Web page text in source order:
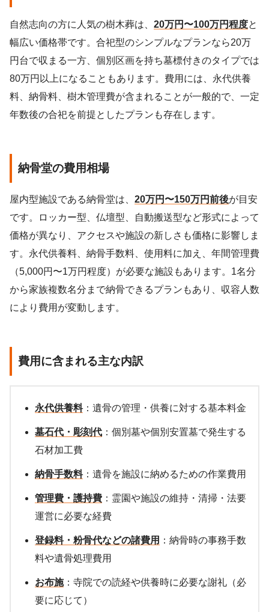
自然志向の方に人気の樹木葬は、 20万円〜100万円程度と
幅広い価格帯です。合祀型のシンプルなプランなら20万
円台で収まる一方、個別区画を持ち墓標付きのタイプでは
80万円以上になることもあります。費用には、永代供養
料、納骨料、樹木管理費が含まれることが一般的で、一定
年数後の合祀を前提としたプランも存在します。
納骨堂の費用相場
屋内型施設である納骨堂は、 20万円〜150万円前後が目安
です。ロッカー型、仏壇型、自動搬送型など形式によって
価格が異なり、アクセスや施設の新しさも価格に影響しま
す。永代供養料、納骨手数料、使用料に加え、年間管理費
（5,000円〜1万円程度）が必要な施設もあります。1名分
から家族複数名分まで納骨できるプランもあり、収容人数
により費用が変動します。
費用に含まれる主な内訳
永代供養料：遺骨の管理・供養に対する基本料金
墓石代・彫刻代 ：個別墓や個別安置墓で発生する
石材加工費
納骨手数料：遺骨を施設に納めるための作業費用
管理費・護持費 ：霊園や施設の維持・清掃・法要
運営に必要な経費
登録料・粉骨代などの諸費用 ：納骨時の事務手数
料や遺骨処理費用
お布施：寺院での読経や供養時に必要な謝礼（必
要に応じて）